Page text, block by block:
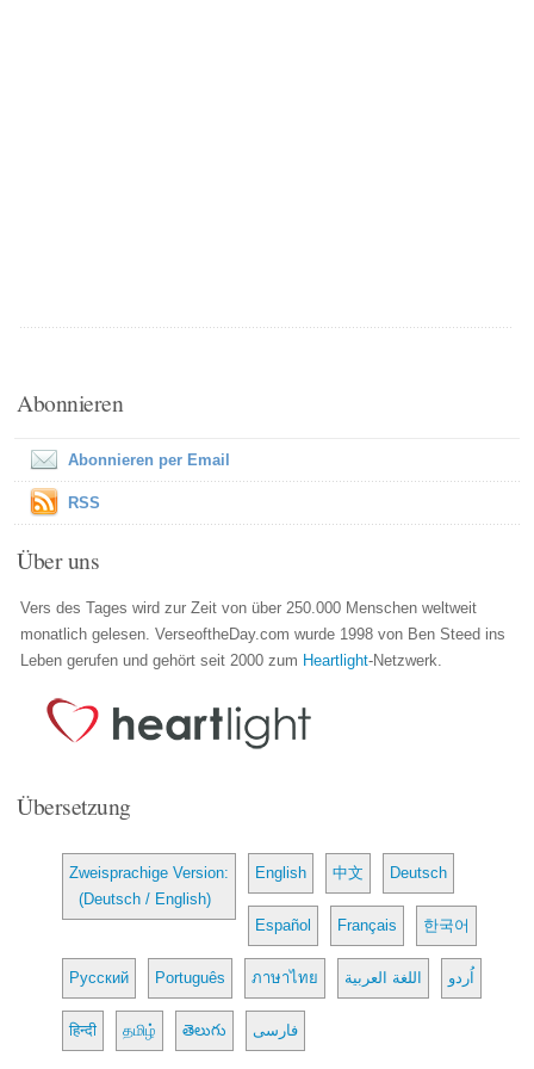
Abonnieren
Abonnieren per Email
RSS
Über uns
Vers des Tages wird zur Zeit von über 250.000 Menschen weltweit
monatlich gelesen. VerseoftheDay.com wurde 1998 von Ben Steed ins
Leben gerufen und gehört seit 2000 zum Heartlight-Netzwerk.
Übersetzung
Zweisprachige Version:
(Deutsch / English)
English 中文 Deutsch
Español Français 한국어
Русский Português ภาษาไทย اللغة العربية اُردو
हिन्दी தமிழ் తెలుగు فارسی